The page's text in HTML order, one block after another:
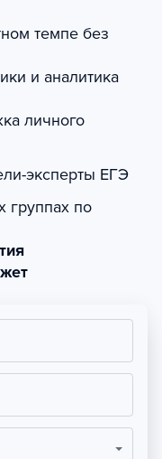
темпе без
и аналитика
личного
эксперты ЕГЭ
группах по